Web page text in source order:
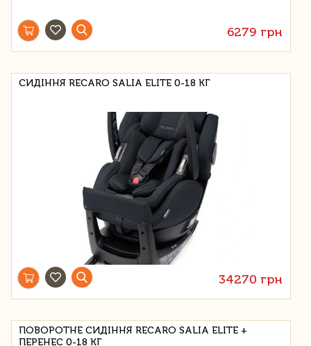
6279 грн
СИДІННЯ RECARO SALIA ELITE 0-18 КГ
34270 грн
ПОВОРОТНЕ СИДІННЯ RECARO SALIA ELITE +
ПЕРЕНЕС 0-18 КГ